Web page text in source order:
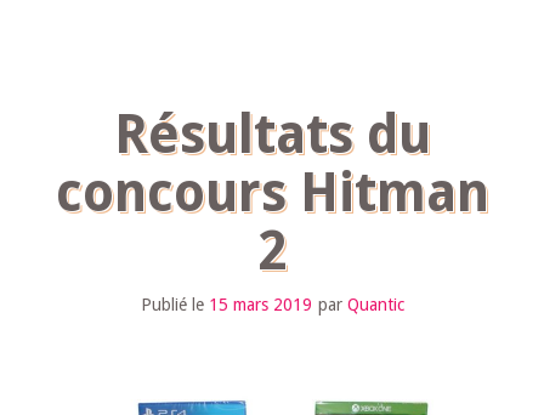
Résultats du
concours Hitman
2
Publié le 15 mars 2019 par Quantic